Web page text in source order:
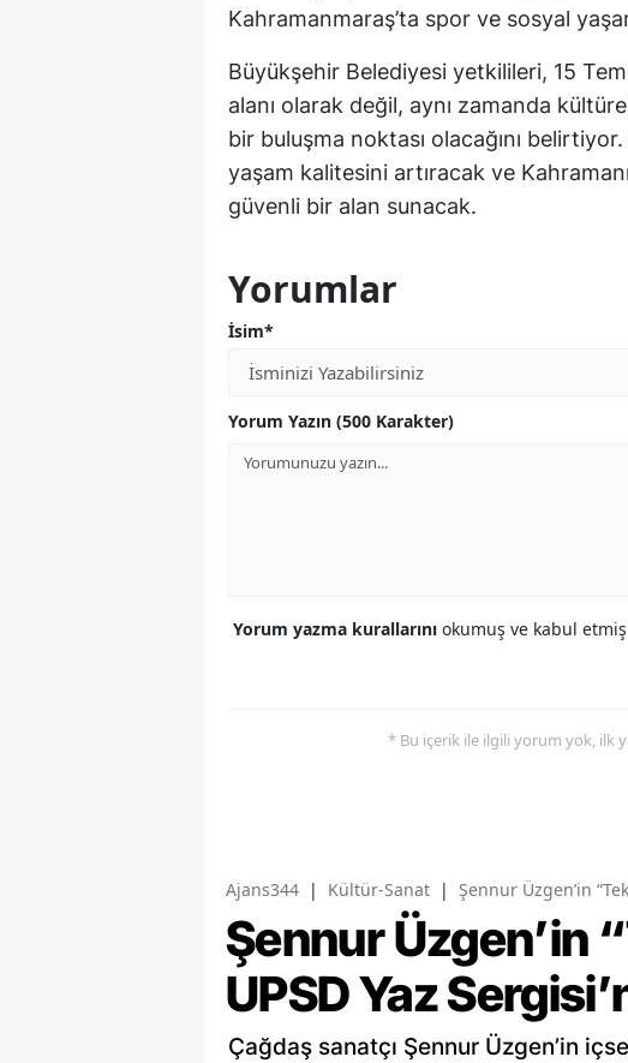
Kahramanmaraş’ta spor ve sosyal
Büyükşehir Belediyesi yetkilileri, 15
alanı olarak değil, aynı zamanda
bir buluşma noktası olacağını
yaşam kalitesini artıracak ve
güvenli bir alan sunacak.
Yorumlar
İsim*
Yorum Yazın (500 Karakter)
Yorum yazma kurallarını okumuş ve kabul etmiş
* Bu içerik ile ilgili yorum yok, ilk
Ajans344 | Kültür-Sanat | Şennur Üzgen’in
Şennur Üzgen’in
UPSD Yaz
Çağdaş sanatçı Şennur Üzgen’in